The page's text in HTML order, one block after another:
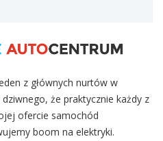
z głównych nurtów w
że praktycznie każdy z
ofercie samochód
boom na elektryki.